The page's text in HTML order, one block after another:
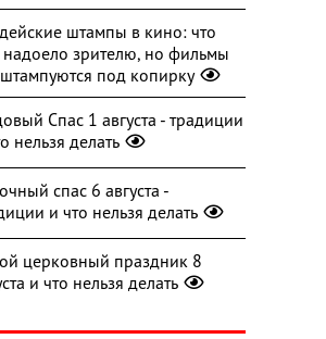
штампы в кино: что
зрителю, но фильмы
под копирку
Спас 1 августа - традиции
нельзя делать
спас 6 августа -
и что нельзя делать
церковный праздник 8
и что нельзя делать